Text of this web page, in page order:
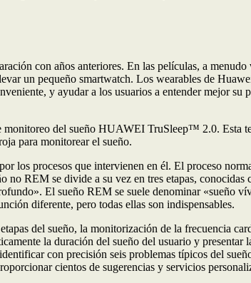
con años anteriores. En las películas, a
un pequeño smartwatch. Los wearables de
y ayudar a los usuarios a entender mejor
del sueño HUAWEI TruSleep™ 2.0. Esta
para monitorear el sueño.
los procesos que intervienen en él. El proceso
REM se divide a su vez en tres etapas,
El sueño REM se suele denominar «sueño
diferente, pero todas ellas son indispensables.
del sueño, la monitorización de la frecuencia
la duración del sueño del usuario y
con precisión seis problemas típicos del
cientos de sugerencias y servicios